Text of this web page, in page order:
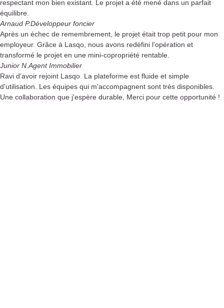
respectant mon bien existant. Le projet a été mené dans un parfait
équilibre.
Arnaud P.Développeur foncier
Après un échec de remembrement, le projet était trop petit pour mon
employeur. Grâce à Lasqo, nous avons redéfini l’opération et
transformé le projet en une mini-copropriété rentable.
Junior N.Agent Immobilier
Ravi d'avoir rejoint Lasqo. La plateforme est fluide et simple
d'utilisation. Les équipes qui m'accompagnent sont très disponibles.
Une collaboration que j'espère durable, Merci pour cette opportunité !